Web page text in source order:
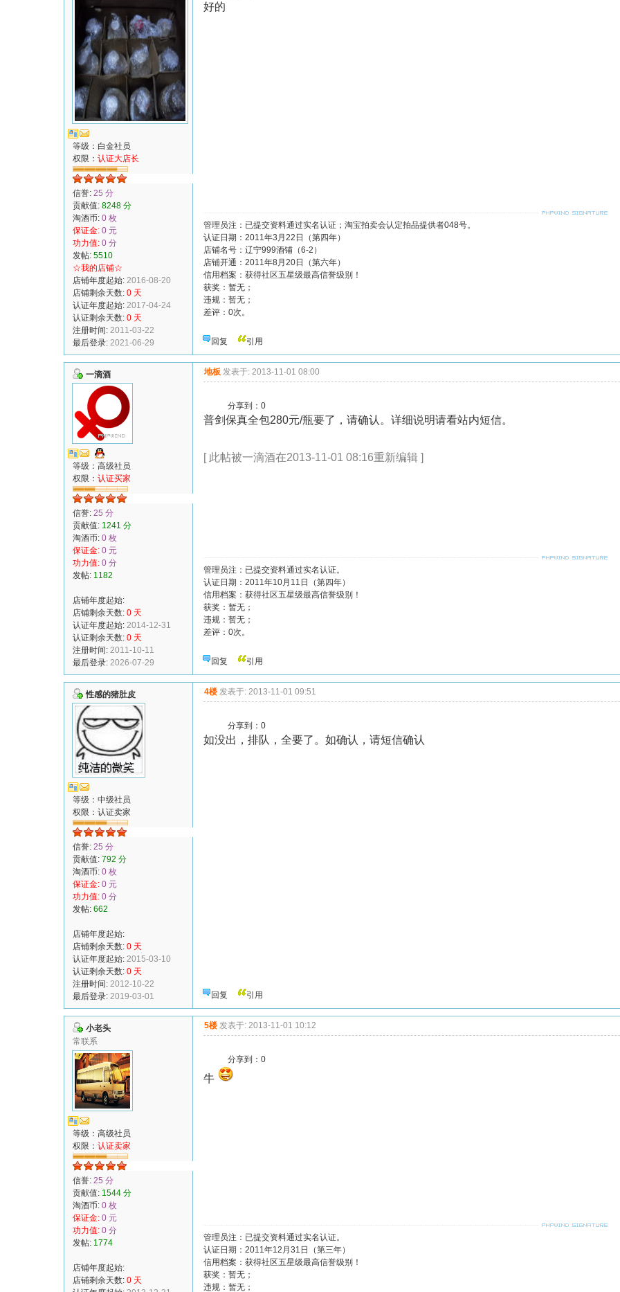
等级：白金社员
权限： 认证大店长
信誉: 25 分
贡献值: 8248 分
淘酒币: 0 枚
保证金: 0 元
功力值: 0 分
发帖: 5510
☆我的店铺☆
店铺年度起始: 2016-08-20
店铺剩余天数: 0 天
认证年度起始: 2017-04-24
认证剩余天数: 0 天
注册时间: 2011-03-22
最后登录: 2021-06-29
好的
管理员注：已提交资料通过实名认证；淘宝拍卖会认定拍品提供者048号。
认证日期：2011年3月22日（第四年）
店铺名号：辽宁999酒铺（6-2）
店铺开通：2011年8月20日（第六年）
信用档案：获得社区五星级最高信誉级别！
获奖：暂无；
违规：暂无；
差评：0次。
回复 引用
一滴酒
等级：高级社员
权限： 认证买家
信誉: 25 分
贡献值: 1241 分
淘酒币: 0 枚
保证金: 0 元
功力值: 0 分
发帖: 1182
店铺年度起始:
店铺剩余天数: 0 天
认证年度起始: 2014-12-31
认证剩余天数: 0 天
注册时间: 2011-10-11
最后登录: 2026-07-29
地板 发表于: 2013-11-01 08:00
分享到： 0
普剑保真全包280元/瓶要了，请确认。详细说明请看站内短信。
[ 此帖被一滴酒在2013-11-01 08:16重新编辑 ]
管理员注：已提交资料通过实名认证。
认证日期：2011年10月11日（第四年）
信用档案：获得社区五星级最高信誉级别！
获奖：暂无；
违规：暂无；
差评：0次。
回复 引用
性感的猪肚皮
等级：中级社员
权限： 认证卖家
信誉: 25 分
贡献值: 792 分
淘酒币: 0 枚
保证金: 0 元
功力值: 0 分
发帖: 662
店铺年度起始:
店铺剩余天数: 0 天
认证年度起始: 2015-03-10
认证剩余天数: 0 天
注册时间: 2012-10-22
最后登录: 2019-03-01
4楼 发表于: 2013-11-01 09:51
分享到： 0
如没出，排队，全要了。如确认，请短信确认
回复 引用
小老头
常联系
等级：高级社员
权限： 认证卖家
信誉: 25 分
贡献值: 1544 分
淘酒币: 0 枚
保证金: 0 元
功力值: 0 分
发帖: 1774
店铺年度起始:
店铺剩余天数: 0 天
5楼 发表于: 2013-11-01 10:12
分享到： 0
牛
管理员注：已提交资料通过实名认证。
认证日期：2011年12月31日（第三年）
信用档案：获得社区五星级最高信誉级别！
获奖：暂无；
违规：暂无；